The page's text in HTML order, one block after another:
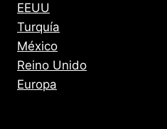
EEUU
Turquía
México
Reino Unido
Europa